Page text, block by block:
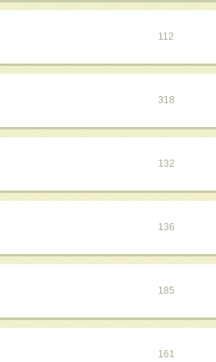
112
318
132
136
185
161